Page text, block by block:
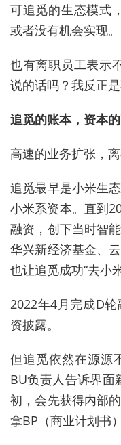
可追觅的生态模式
或者没有机会实现。
也有离职员工表示
说的话吗？我反正
追觅的账本，资本
高速的业务扩张，
追觅最早是小米生
小米系资本。直到
融资，创下当时智
华兴新经济基金、
也让追觅成功“去小米
2022年4月完成D
资披露。
但追觅依然在源源
BU负责人告诉界面
初，会先获得内部
拿BP（商业计划书